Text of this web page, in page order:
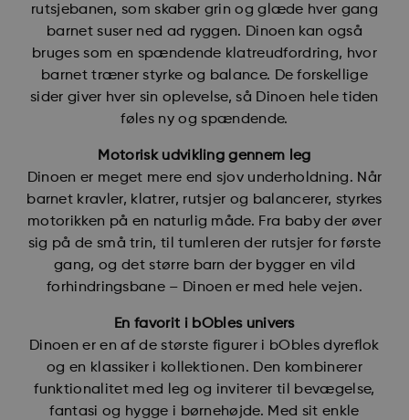
rutsjebanen, som skaber grin og glæde hver gang
barnet suser ned ad ryggen. Dinoen kan også
bruges som en spændende klatreudfordring, hvor
barnet træner styrke og balance. De forskellige
sider giver hver sin oplevelse, så Dinoen hele tiden
føles ny og spændende.
Motorisk udvikling gennem leg
Dinoen er meget mere end sjov underholdning. Når
barnet kravler, klatrer, rutsjer og balancerer, styrkes
motorikken på en naturlig måde. Fra baby der øver
sig på de små trin, til tumleren der rutsjer for første
gang, og det større barn der bygger en vild
forhindringsbane – Dinoen er med hele vejen.
En favorit i bObles univers
Dinoen er en af de største figurer i bObles dyreflok
og en klassiker i kollektionen. Den kombinerer
funktionalitet med leg og inviterer til bevægelse,
fantasi og hygge i børnehøjde. Med sit enkle